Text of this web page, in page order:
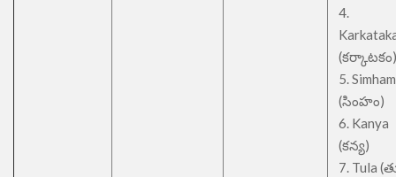
4.
(కర్కాటకం)
5. Simham
(సింహం)
6. Kanya
(కన్య)
7. Tula